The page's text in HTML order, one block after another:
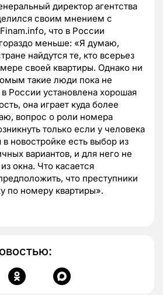
директор агентства
своим мнением с
что в России
меньше: «Я думаю,
найдутся те, кто всерьез
своей квартиры. Однако ни
такие люди пока не
России установлена хорошая
она играет куда более
вопрос о роли номера
только если у человека
новостройке есть выбор из
вариантов, и для него не
окна. Что касается
что преступники
по номеру квартиры».